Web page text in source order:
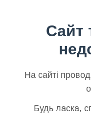
Сайт
На сайті
Будь ласка,